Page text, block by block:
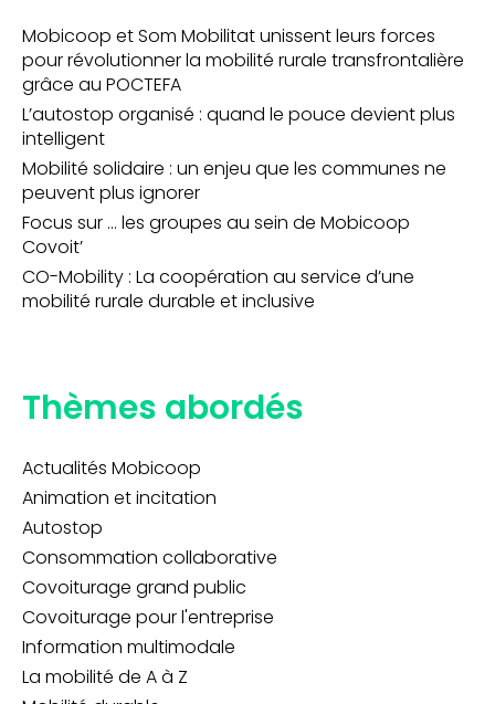
Mobicoop et Som Mobilitat unissent leurs forces
pour révolutionner la mobilité rurale transfrontalière
grâce au POCTEFA
L’autostop organisé : quand le pouce devient plus
intelligent
Mobilité solidaire : un enjeu que les communes ne
peuvent plus ignorer
Focus sur … les groupes au sein de Mobicoop
Covoit’
CO-Mobility : La coopération au service d’une
mobilité rurale durable et inclusive
Thèmes abordés
Actualités Mobicoop
Animation et incitation
Autostop
Consommation collaborative
Covoiturage grand public
Covoiturage pour l'entreprise
Information multimodale
La mobilité de A à Z